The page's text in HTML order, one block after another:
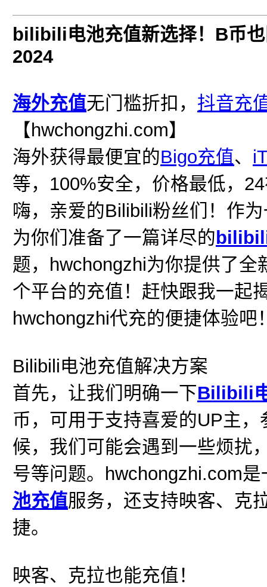
bilibili电池充值新选择！B币
2024
海外充值无门槛折扣， 抖音充
【hwchongzhi.com】
海外获得最便宜的Bigo充值、
等，100%安全，价格最低，
嗨，亲爱的Bilibili粉丝们！作
为你们准备了一篇详尽的
题，hwchongzhi为你提供了
个平台的充值！赶快跟我一起
hwchongzhi代充的便捷体验吧
Bilibili电池充值解决方案
首先，让我们明确一下Bilibili
币，可用于支持喜爱的UP主
候，我们可能会遇到一些烦扰
号等问题。hwchongzhi.com
池充值服务，还支持映客、克
捷。
映客、克拉也能充值！